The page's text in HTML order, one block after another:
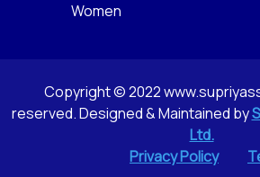
Women
Copyright © 2022
reserved. Designed & Maintained by
Ltd.
Privacy Policy